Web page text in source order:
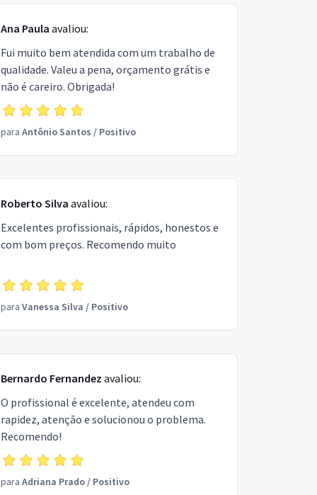
Ana Paula avaliou:
Fui muito bem atendida com um trabalho de
qualidade. Valeu a pena, orçamento grátis e
não é careiro. Obrigada!
para Antônio Santos / Positivo
Roberto Silva avaliou:
Excelentes profissionais, rápidos, honestos e
com bom preços. Recomendo muito
para Vanessa Silva / Positivo
Bernardo Fernandez avaliou:
O profissional é excelente, atendeu com
rapidez, atenção e solucionou o problema.
Recomendo!
para Adriana Prado/ Positivo